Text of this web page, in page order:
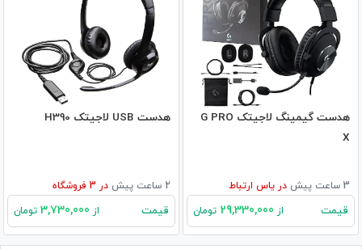
هدست گیمینگ لاجیتک G PRO
X
3 ساعت پیش در یاس ارتباط
قیمت از تومان
هدست USB لاجیتک H390
2 ساعت پیش در فروشگاه
قیمت از تومان